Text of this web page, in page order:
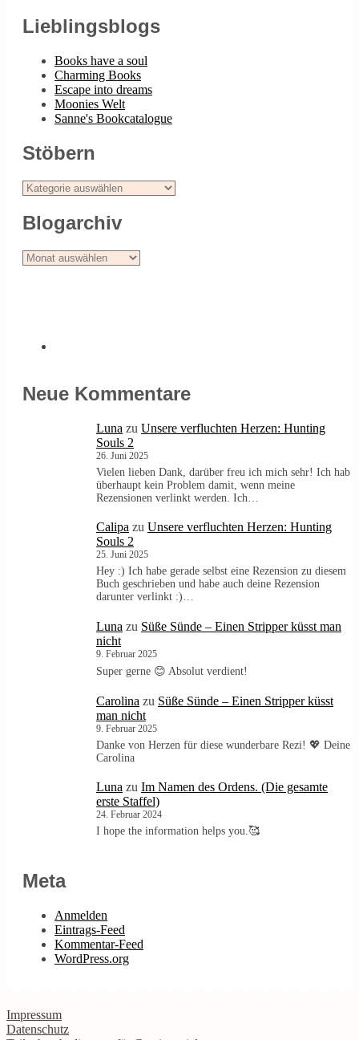
Lieblingsblogs
Books have a soul
Charming Books
Escape into dreams
Moonies Welt
Sanne's Bookcatalogue
Stöbern
Stöbern
Blogarchiv
Blogarchiv
Neue Kommentare
Luna zu Unsere verfluchten Herzen: Hunting
Souls 2
26. Juni 2025
Vielen lieben Dank, darüber freu ich mich sehr! Ich hab
überhaupt kein Problem damit, wenn meine
Rezensionen verlinkt werden. Ich…
Calipa zu Unsere verfluchten Herzen: Hunting
Souls 2
25. Juni 2025
Hey :) Ich habe gerade selbst eine Rezension zu diesem
Buch geschrieben und habe auch deine Rezension
darunter verlinkt :)…
Luna zu Süße Sünde – Einen Stripper küsst man
nicht
9. Februar 2025
Super gerne 😊 Absolut verdient!
Carolina zu Süße Sünde – Einen Stripper küsst
man nicht
9. Februar 2025
Danke von Herzen für diese wunderbare Rezi! 💖 Deine
Carolina
Luna zu Im Namen des Ordens. (Die gesamte
erste Staffel)
24. Februar 2024
I hope the information helps you.🥰
Meta
Anmelden
Eintrags-Feed
Kommentar-Feed
WordPress.org
Impressum
Datenschutz